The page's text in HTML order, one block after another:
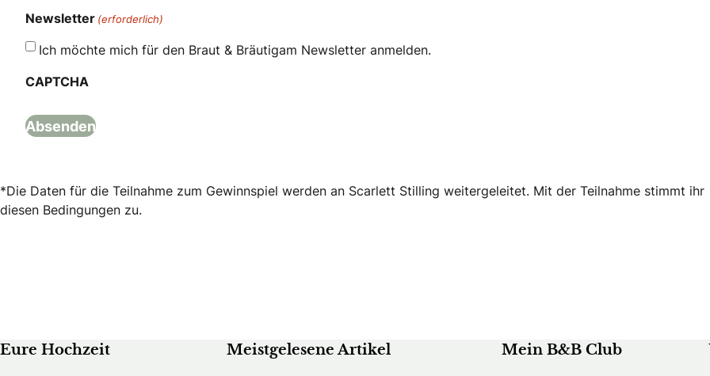
Newsletter (erforderlich)
Ich möchte mich für den Braut & Bräutigam Newsletter anmelden.
CAPTCHA
*Die Daten für die Teilnahme zum Gewinnspiel werden an Scarlett Stilling weitergeleitet. Mit der Teilnahme stimmt ihr
diesen Bedingungen zu.
Eure Hochzeit Meistgelesene Artikel Mein B&B Club